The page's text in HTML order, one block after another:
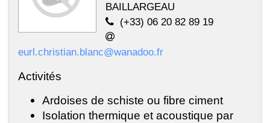
BAILLARGEAU
(+33) 06 20 82 89 19
eurl.christian.blanc@wanadoo.fr
Activités
Ardoises de schiste ou fibre ciment
Isolation thermique et acoustique par